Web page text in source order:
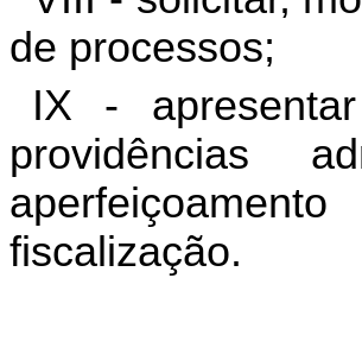
de processos;
IX -
providências
fiscalização.